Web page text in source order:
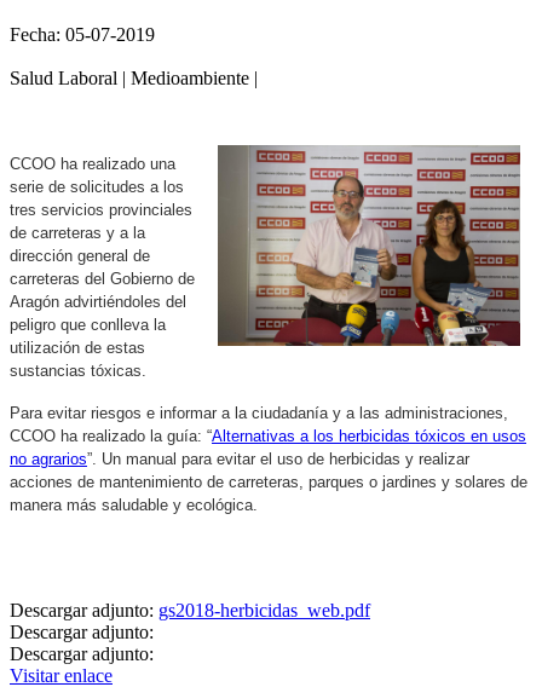
Fecha: 05-07-2019
Salud Laboral | Medioambiente |
CCOO ha realizado una
serie de solicitudes a los
tres servicios provinciales
de carreteras y a la
dirección general de
carreteras del Gobierno de
Aragón advirtiéndoles del
peligro que conlleva la
utilización de estas
sustancias tóxicas.
Para evitar riesgos e informar a la ciudadanía y a las administraciones,
CCOO ha realizado la guía: “Alternativas a los herbicidas tóxicos en usos
no agrarios”. Un manual para evitar el uso de herbicidas y realizar
acciones de mantenimiento de carreteras, parques o jardines y solares de
manera más saludable y ecológica.
Descargar adjunto: gs2018-herbicidas_web.pdf
Descargar adjunto:
Descargar adjunto:
Visitar enlace